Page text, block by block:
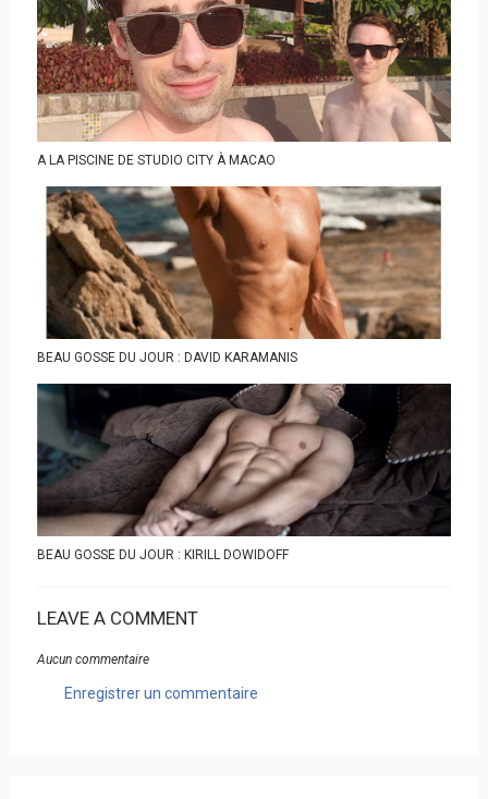
A LA PISCINE DE STUDIO CITY À MACAO
BEAU GOSSE DU JOUR : DAVID KARAMANIS
BEAU GOSSE DU JOUR : KIRILL DOWIDOFF
LEAVE A COMMENT
Aucun commentaire
Enregistrer un commentaire